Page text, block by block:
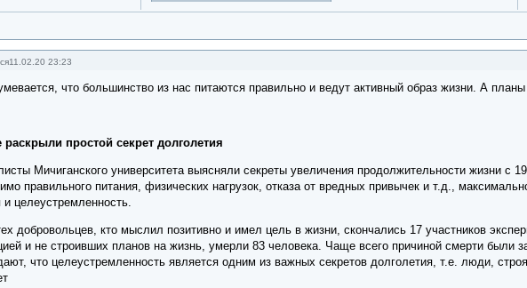
11.02.20 23:23
что большинство из нас питаются правильно и ведут активный образ жизни. А
простой секрет долголетия
Мичиганского университета выясняли секреты увеличения продолжительности жизни с
правильного питания, физических нагрузок, отказа от вредных привычек и т.д.,
и целеустремленность.
добровольцев, кто мыслил позитивно и имел цель в жизни, скончались 17 участников
и не строивших планов на жизнь, умерли 83 человека. Чаще всего причиной смерти были
что целеустремленность является одним из важных секретов долголетия, т.е. люди,